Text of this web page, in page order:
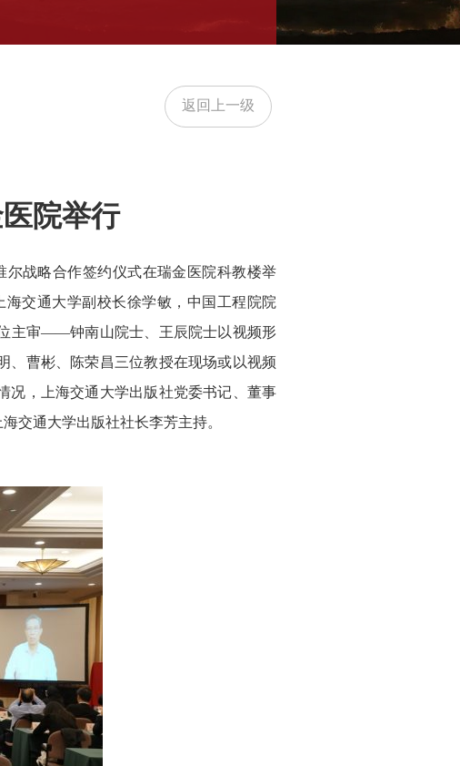
返回上一级
院举行
战略合作签约仪式在瑞金医院科教楼举
交通大学副校长徐学敏，中国工程院院
主审——钟南山院士、王辰院士以视频形
、曹彬、陈荣昌三位教授在现场或以视频
况，上海交通大学出版社党委书记、董事
交通大学出版社社长李芳主持。